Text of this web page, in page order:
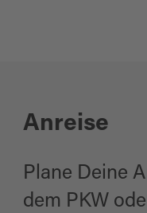
Anreise
Plane Deine
dem PKW